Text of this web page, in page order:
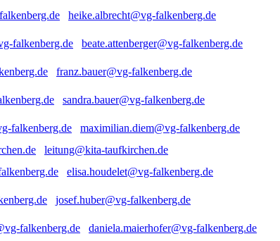
heike.albrecht@vg-falkenberg.de
beate.attenberger@vg-falkenberg.de
franz.bauer@vg-falkenberg.de
sandra.bauer@vg-falkenberg.de
maximilian.diem@vg-falkenberg.de
leitung@kita-taufkirchen.de
elisa.houdelet@vg-falkenberg.de
josef.huber@vg-falkenberg.de
daniela.maierhofer@vg-falkenberg.de